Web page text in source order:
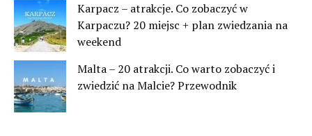
Karpacz – atrakcje. Co zobaczyć w
Karpaczu? 20 miejsc + plan zwiedzania na
weekend
Malta – 20 atrakcji. Co warto zobaczyć i
zwiedzić na Malcie? Przewodnik